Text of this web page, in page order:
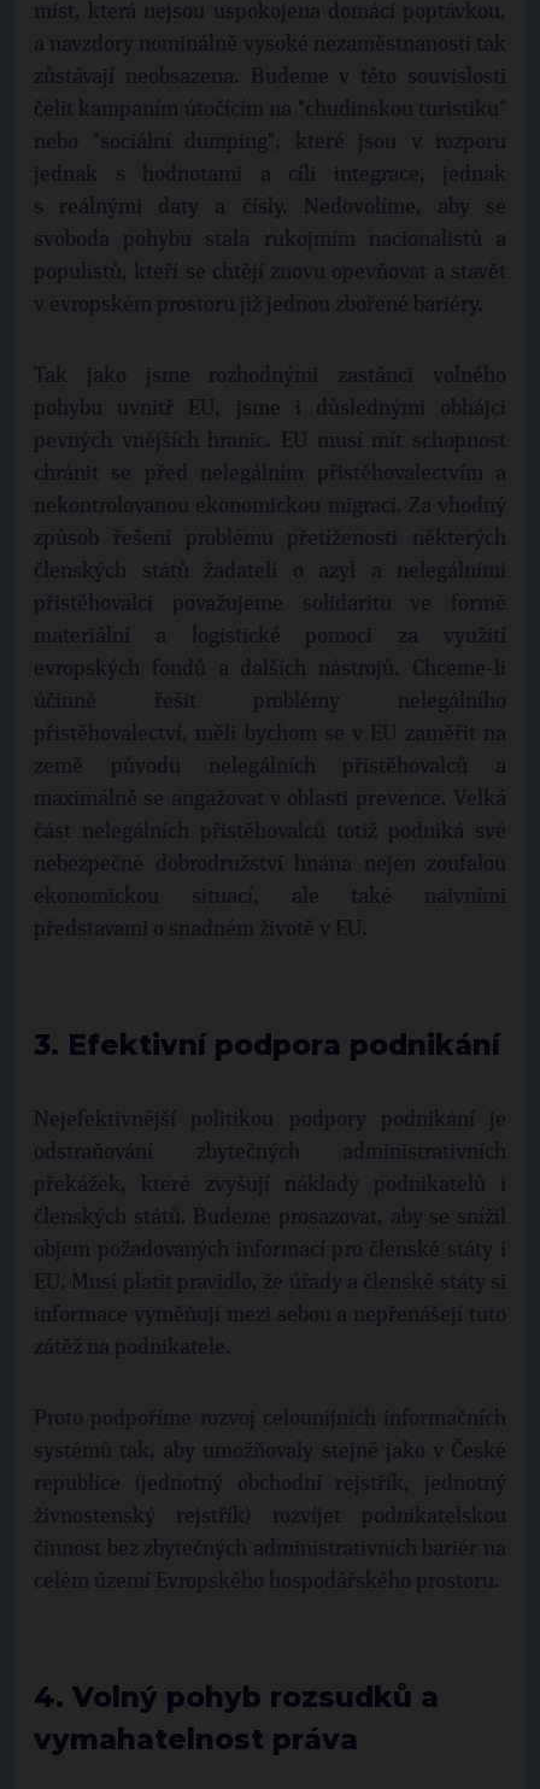
míst, která nejsou uspokojena domácí poptávkou,
a navzdory nominálně vysoké nezaměstnanosti tak
zůstávají neobsazena. Budeme v této souvislosti
čelit kampaním útočícím na "chudinskou turistiku"
nebo "sociální dumping", které jsou v rozporu
jednak s hodnotami a cíli integrace, jednak
s reálnými daty a čísly. Nedovolíme, aby se
svoboda pohybu stala rukojmím nacionalistů a
populistů, kteří se chtějí znovu opevňovat a stavět
v evropském prostoru již jednou zbořené bariéry.
Tak jako jsme rozhodnými zastánci volného
pohybu uvnitř EU, jsme i důslednými obhájci
pevných vnějších hranic. EU musí mít schopnost
chránit se před nelegálním přistěhovalectvím a
nekontrolovanou ekonomickou migrací. Za vhodný
způsob řešení problému přetíženosti některých
členských států žadateli o azyl a nelegálními
přistěhovalci považujeme solidaritu ve formě
materiální a logistické pomoci za využití
evropských fondů a dalších nástrojů. Chceme-li
účinně řešit problémy nelegálního
přistěhovalectví, měli bychom se v EU zaměřit na
země původu nelegálních přistěhovalců a
maximálně se angažovat v oblasti prevence. Velká
část nelegálních přistěhovalců totiž podniká své
nebezpečné dobrodružství hnána nejen zoufalou
ekonomickou situací, ale také naivními
představami o snadném životě v EU.
3. Efektivní podpora podnikání
Nejefektivnější politikou podpory podnikání je
odstraňování zbytečných administrativních
překážek, které zvyšují náklady podnikatelů i
členských států. Budeme prosazovat, aby se snížil
objem požadovaných informací pro členské státy i
EU. Musí platit pravidlo, že úřady a členské státy si
informace vyměňují mezi sebou a nepřenášejí tuto
zátěž na podnikatele.
Proto podpoříme rozvoj celounijních informačních
systémů tak, aby umožňovaly stejně jako v České
republice (jednotný obchodní rejstřík, jednotný
živnostenský rejstřík) rozvíjet podnikatelskou
činnost bez zbytečných administrativních bariér na
celém území Evropského hospodářského prostoru.
4. Volný pohyb rozsudků a
vymahatelnost práva